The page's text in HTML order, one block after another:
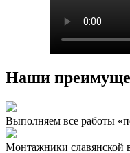
Наши
Выполняем все работы
Монтажники славянской